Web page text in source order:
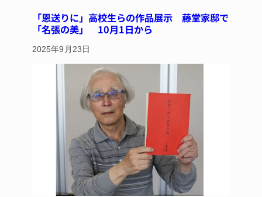
「恩送りに」高校生らの作品展示 藤堂家邸で
「名張の美」 10月1日から
2025年9月23日